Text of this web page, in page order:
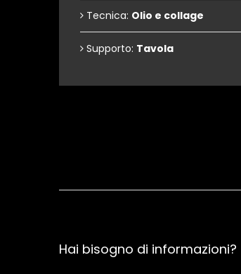
Tecnica: Olio e collage
Supporto: Tavola
Hai bisogno di informazioni?